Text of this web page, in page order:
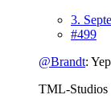
3.
#499
@Brandt:
TML-Studios